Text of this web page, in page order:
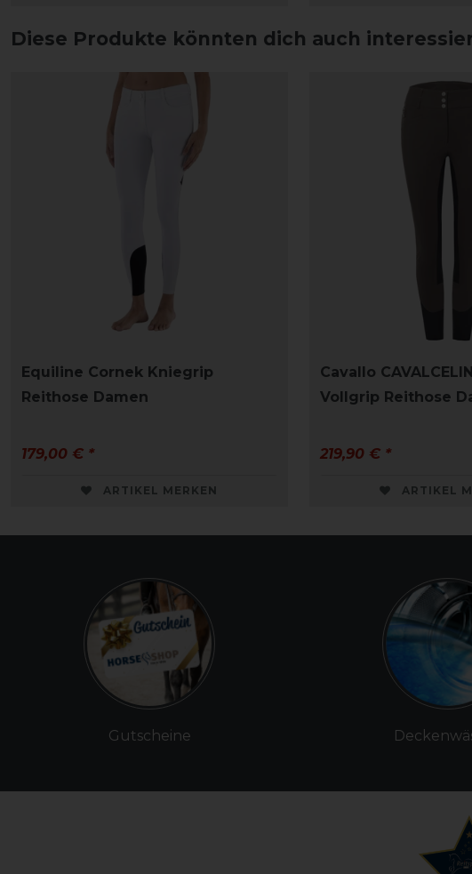
Diese Produkte könnten dich auch
Equiline Cornek Kniegrip
Reithose Damen
179,00 € *
ARTIKEL MERKEN
Cavallo
Vollgrip Reithose
219,90 € *
ARTIKEL
Gutscheine